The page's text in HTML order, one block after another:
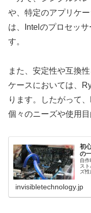
や、特定のアプリケ
は、Intelのプロセッ
す。
また、安定性や互換
ケースにおいては、
ります。したがって
個々のニーズや使用
初
の
自
ス
ズ
invisibletechnology.jp